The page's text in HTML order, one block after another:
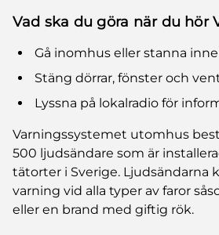
Vad ska du göra när du hör
Gå inomhus eller stanna
Stäng dörrar, fönster och
Lyssna på lokalradio för
Varningssystemet utomhus
500 ljudsändare som är
tätorter i Sverige. Ljudsändarna
varning vid alla typer av faror
eller en brand med giftig rök.